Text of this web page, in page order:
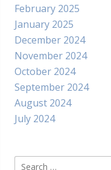
February 2025
January 2025
December 2024
November 2024
October 2024
September 2024
August 2024
July 2024
Search